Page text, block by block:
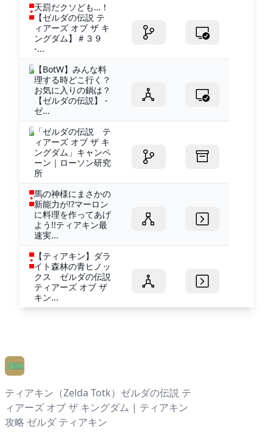
天罰だクソども…！
【ゼルダの伝説 テ
ィアーズ オブ ザ キ
ングダム】＃３９
-...
【BotW】みんな料
理する時どこ行く？
お気に入りの鍋は？
【ゼルダの伝説】 -
ゼ...
「ゼルダの伝説 テ
ィアーズ オブ ザ キ
ングダム」キャンペ
ーン｜ローソン研究
所
馬の神様にまさかの
新能力が!?マーロン
に料理を作ってあげ
よう!!ティアキン最
速実...
【ティアキン】ダラ
イト森林の青ヒノッ
クス ゼルダの伝説
ティアーズ オブ ザ
キン...
ティアキン（Zelda Totk）ゼルダの伝説 テ
ィアーズ オブ ザ キングダム | ティアキン
攻略 ゼルダ ティアキン